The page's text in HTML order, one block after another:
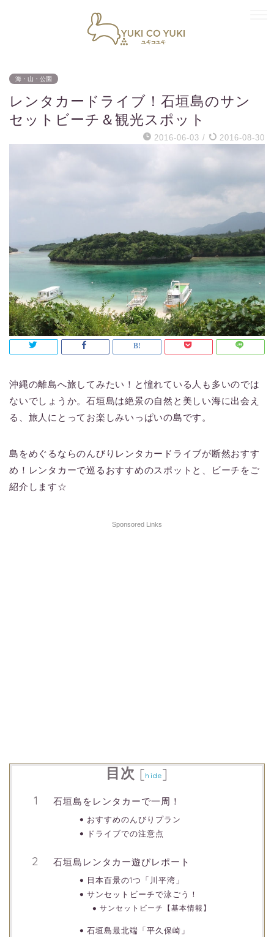
海・山・公園
レンタカードライブ！石垣島のサン
セットビーチ＆観光スポット
2016-06-03 / 2016-08-30
沖縄の離島へ旅してみたい！と憧れている人も多いのでは
ないでしょうか。石垣島は絶景の自然と美しい海に出会え
る、旅人にとってお楽しみいっぱいの島です。
島をめぐるならのんびりレンタカードライブが断然おすす
め！レンタカーで巡るおすすめのスポットと、ビーチをご
紹介します☆
Sponsored Links
目次 [hide]
石垣島をレンタカーで一周！
おすすめのんびりプラン
ドライブでの注意点
石垣島レンタカー遊びレポート
日本百景の1つ「川平湾」
サンセットビーチで泳ごう！
サンセットビーチ【基本情報】
石垣島最北端「平久保崎」